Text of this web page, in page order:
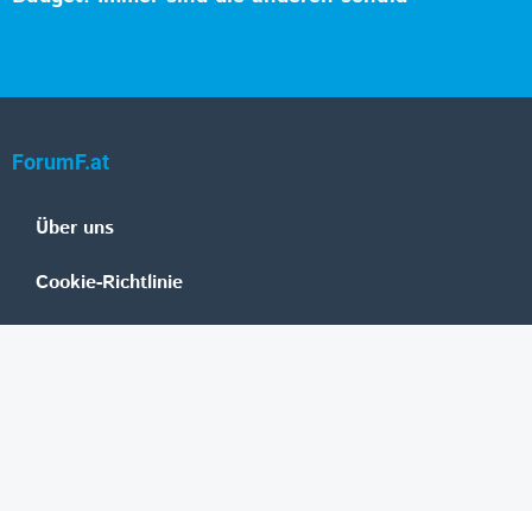
ForumF.at
Über uns
Cookie-Richtlinie